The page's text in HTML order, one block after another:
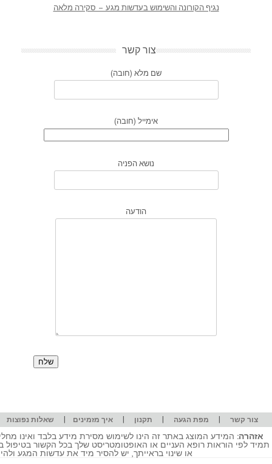
נגיף הקורונה והשימוש בעדשות מגע – סקירה מלאה
צור קשר
שם מלא (חובה)
אימייל (חובה)
נושא הפניה
הודעה
צור קשר | מפת הגעה | תקנון |איך מזמינים | שאלות נפוצות
אזהרה: המידע המוצג באתר זה הינו לשימוש מסירת מידע בלבד ואינו
תמיד לפי הוראות רופא העניים או האופטומטריסט שלך בכל הקשור
או שינוי בראייתך, יש להסיר מיד את עדשות המגע